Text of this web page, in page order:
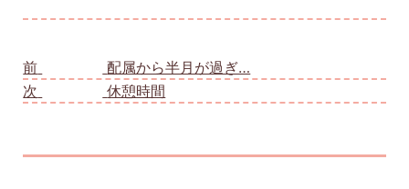
前
配属から半月が過ぎ…
次
休憩時間